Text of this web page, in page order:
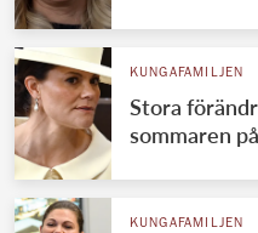
KUNGAFAMILJEN
Stora
sommaren
KUNGAFAMILJEN